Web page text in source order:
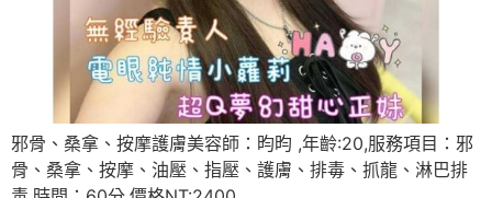
邪骨、桑拿、按摩護膚美容師：昀昀 ,年齡:20,服務項目：邪
骨、桑拿、按摩、油壓、指壓、護膚、排毒、抓龍、淋巴排